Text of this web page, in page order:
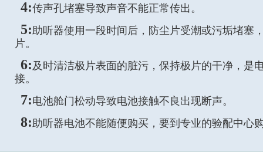
4:传声孔堵塞导致声音不能正常传出。
5:助听器使用一段时间后，防尘片受潮或污垢堵塞
片。
6:及时清洁极片表面的脏污，保持极片的干净，是
接。
7:电池舱门松动导致电池接触不良出现断声。
8:助听器电池不能随便购买，要到专业的验配中心